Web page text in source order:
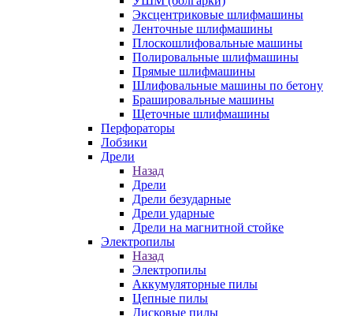
Эксцентриковые шлифмашины
Ленточные шлифмашины
Плоскошлифовальные машины
Полировальные шлифмашины
Прямые шлифмашины
Шлифовальные машины по бетону
Брашировальные машины
Щеточные шлифмашины
Перфораторы
Лобзики
Дрели
Назад
Дрели
Дрели безударные
Дрели ударные
Дрели на магнитной стойке
Электропилы
Назад
Электропилы
Аккумуляторные пилы
Цепные пилы
Дисковые пилы